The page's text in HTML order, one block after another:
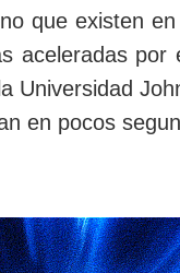
que existen
aceleradas
Universidad
en pocos